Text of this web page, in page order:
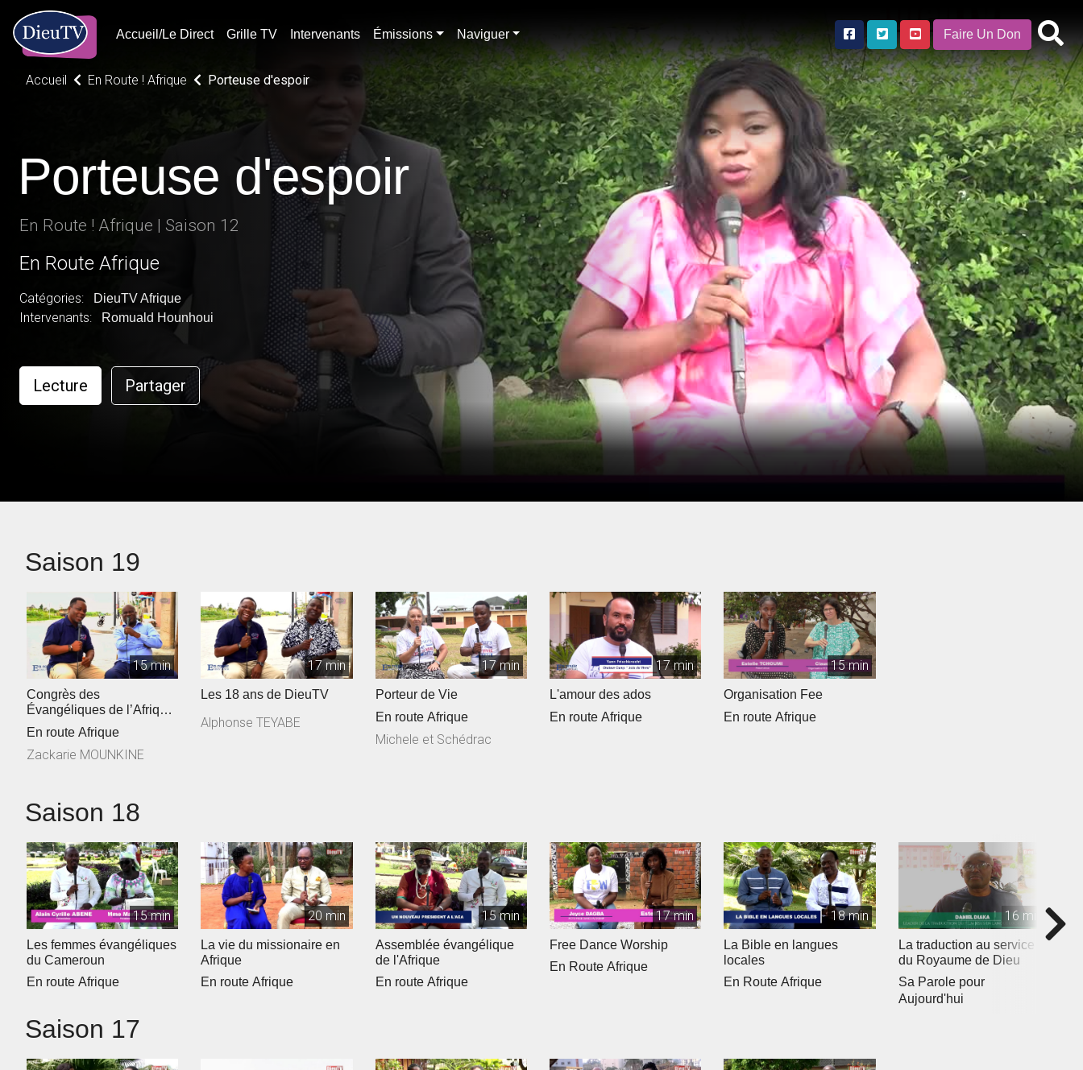
Accueil/Le Direct Grille TV Intervenants Émissions Naviguer Faire Un Don
Accueil En Route ! Afrique Porteuse d'espoir
Porteuse d'espoir
En Route ! Afrique | Saison 12
En Route Afrique
Catégories: DieuTV Afrique
Intervenants: Romuald Hounhoui
Lecture Partager
Saison 19
15 min
Congrès des
Évangéliques de l’Afrique
Francophone
En route Afrique
Zackarie MOUNKINE
17 min
Les 18 ans de DieuTV
Alphonse TEYABE
17 min
Porteur de Vie
En route Afrique
Michele et Schédrac
17 min
L'amour des ados
En route Afrique
15 min
Organisation Fee
En route Afrique
Saison 18
15 min
Les femmes évangéliques
du Cameroun
En route Afrique
20 min
La vie du missionaire en
Afrique
En route Afrique
15 min
Assemblée évangélique
de l'Afrique
En route Afrique
17 min
Free Dance Worship
En Route Afrique
18 min
La Bible en langues
locales
En Route Afrique
16 min
La traduction au service
du Royaume de Dieu
Sa Parole pour
Aujourd'hui
Saison 17